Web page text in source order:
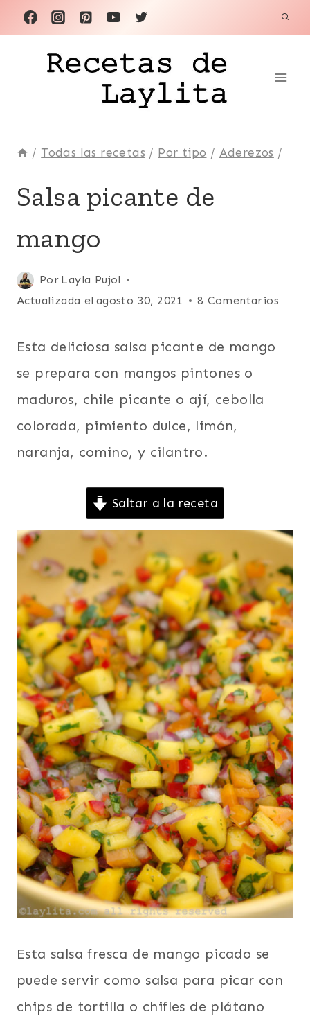
Saltar
al
contenido
/ Todas las recetas / Por tipo / Aderezos /
|
FÁCILES
FRUTAS
|
LATINO/HISPANO
|
PICANTE
SALSAS
SIN
Salsa picante de
mango
Por Layla Pujol
Publicada
el
Actualizada el agosto 30, 2021 8 Comentarios
Esta deliciosa salsa picante de mango
se prepara con mangos pintones o
maduros, chile picante o ají, cebolla
colorada, pimiento dulce, limón,
naranja, comino, y cilantro.
Saltar a la receta
Esta salsa fresca de mango picado se
puede servir como salsa para picar con
chips de tortilla o chifles de plátano